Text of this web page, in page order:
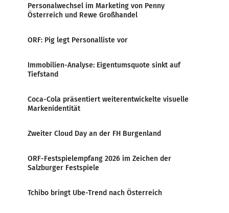
Personalwechsel im Marketing von Penny
Österreich und Rewe Großhandel
ORF: Pig legt Personalliste vor
Immobilien-Analyse: Eigentumsquote sinkt auf
Tiefstand
Coca-Cola präsentiert weiterentwickelte visuelle
Markenidentität
Zweiter Cloud Day an der FH Burgenland
ORF-Festspielempfang 2026 im Zeichen der
Salzburger Festspiele
Tchibo bringt Ube-Trend nach Österreich